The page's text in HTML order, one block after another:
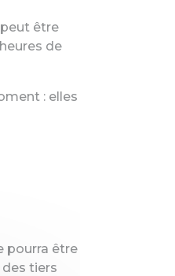
être
de
: elles
pourra être
tiers